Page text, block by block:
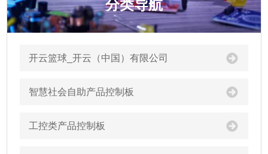
分类导航
开云篮球_开云（中国）有限公司
智慧社会自助产品控制板
工控类产品控制板